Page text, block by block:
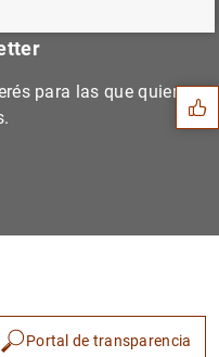
Sugerencias
para las que quieres
Portal de transparencia